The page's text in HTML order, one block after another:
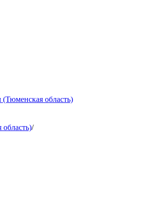
область)
/